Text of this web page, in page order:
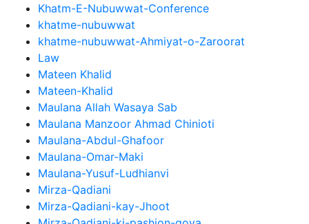
Khatm-E-Nubuwwat-Conference
khatme-nubuwwat
khatme-nubuwwat-Ahmiyat-o-Zaroorat
Law
Mateen Khalid
Mateen-Khalid
Maulana Allah Wasaya Sab
Maulana Manzoor Ahmad Chinioti
Maulana-Abdul-Ghafoor
Maulana-Omar-Maki
Maulana-Yusuf-Ludhianvi
Mirza-Qadiani
Mirza-Qadiani-kay-Jhoot